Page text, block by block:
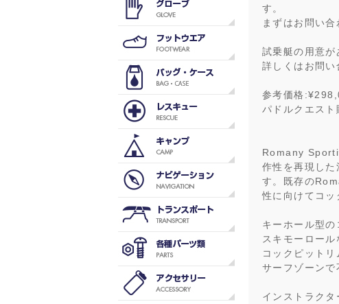
す。
まずはお問い
試乗艇の用意が
詳しくはお問い
参考価格
パドルクエス
Romany
作性を再現した
す。既存の
性に向けてコッ
キーホール型
スキモーロー
コックピット
サーフゾーンで
インストラク